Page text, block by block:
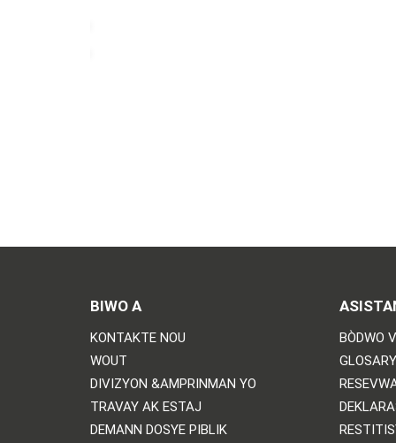
BIWO A
KONTAKTE NOU
WOUT
DIVIZYON &AMPRINMAN YO
TRAVAY AK ESTAJ
DEMANN DOSYE PIBLIK
BÒDWO